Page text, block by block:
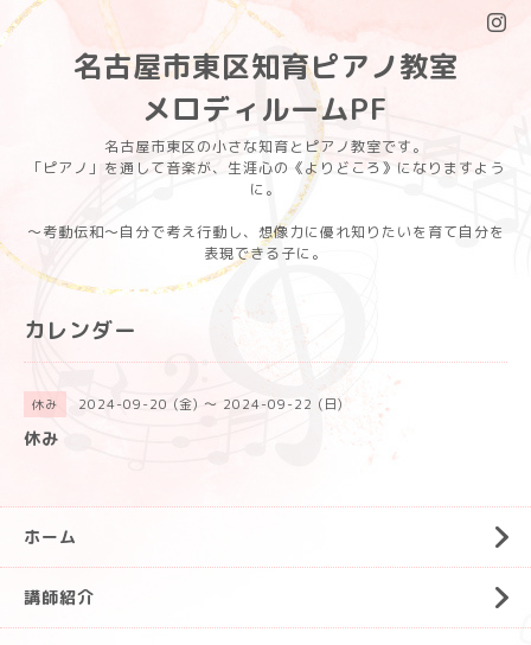
名古屋市東区知育ピアノ教室
メロディルームPF
名古屋市東区の小さな知育とピアノ教室です。
「ピアノ」を通して音楽が、生涯心の《よりどころ》になりますよう
に。
〜考動伝和〜自分で考え行動し、想像力に優れ知りたいを育て自分を
表現できる子に。
カレンダー
休み 2024-09-20 (金) ～ 2024-09-22 (日)
休み
ホーム
講師紹介